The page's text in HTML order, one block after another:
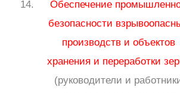
14.
Обеспечение
безопасности
производств и объектов
хранения и переработки
(руководители и